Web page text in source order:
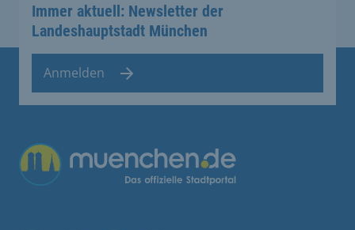
Immer aktuell: Newsletter der
Landeshauptstadt München
Anmelden
Übergreifende Links